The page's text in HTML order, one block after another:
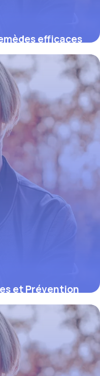
efficaces
et Prévention